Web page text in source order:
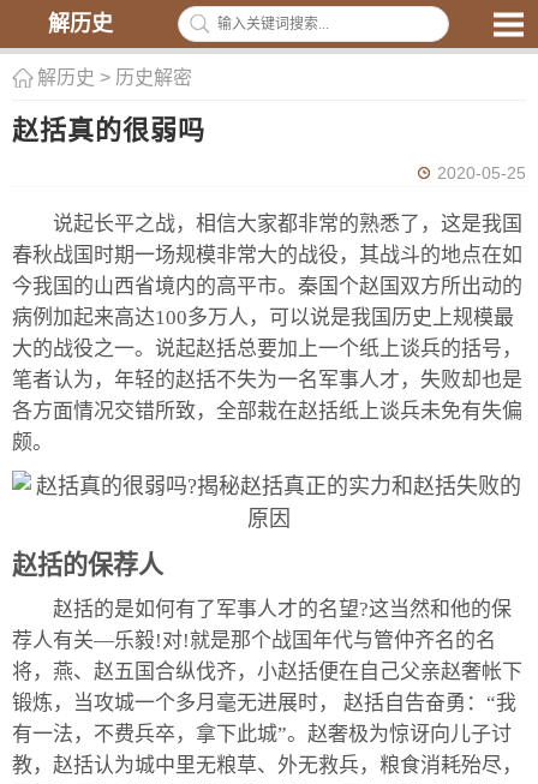
解历史
解历史 > 历史解密
赵括真的很弱吗
2020-05-25
说起长平之战，相信大家都非常的熟悉了，这是我国
春秋战国时期一场规模非常大的战役，其战斗的地点在如
今我国的山西省境内的高平市。秦国个赵国双方所出动的
病例加起来高达100多万人，可以说是我国历史上规模最
大的战役之一。说起赵括总要加上一个纸上谈兵的括号，
笔者认为，年轻的赵括不失为一名军事人才，失败却也是
各方面情况交错所致，全部栽在赵括纸上谈兵未免有失偏
颇。
赵括的保荐人
赵括的是如何有了军事人才的名望?这当然和他的保
荐人有关—乐毅!对!就是那个战国年代与管仲齐名的名
将，燕、赵五国合纵伐齐，小赵括便在自己父亲赵奢帐下
锻炼，当攻城一个多月毫无进展时， 赵括自告奋勇：“我
有一法，不费兵卒，拿下此城”。赵奢极为惊讶向儿子讨
教，赵括认为城中里无粮草、外无救兵，粮食消耗殆尽，